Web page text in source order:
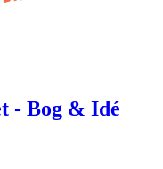
- Bog & Idé